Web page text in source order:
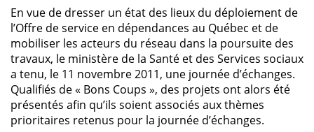
En vue de dresser un état des lieux du déploiement de
l’Offre de service en dépendances au Québec et de
mobiliser les acteurs du réseau dans la poursuite des
travaux, le ministère de la Santé et des Services sociaux
a tenu, le 11 novembre 2011, une journée d’échanges.
Qualifiés de « Bons Coups », des projets ont alors été
présentés afin qu’ils soient associés aux thèmes
prioritaires retenus pour la journée d’échanges.